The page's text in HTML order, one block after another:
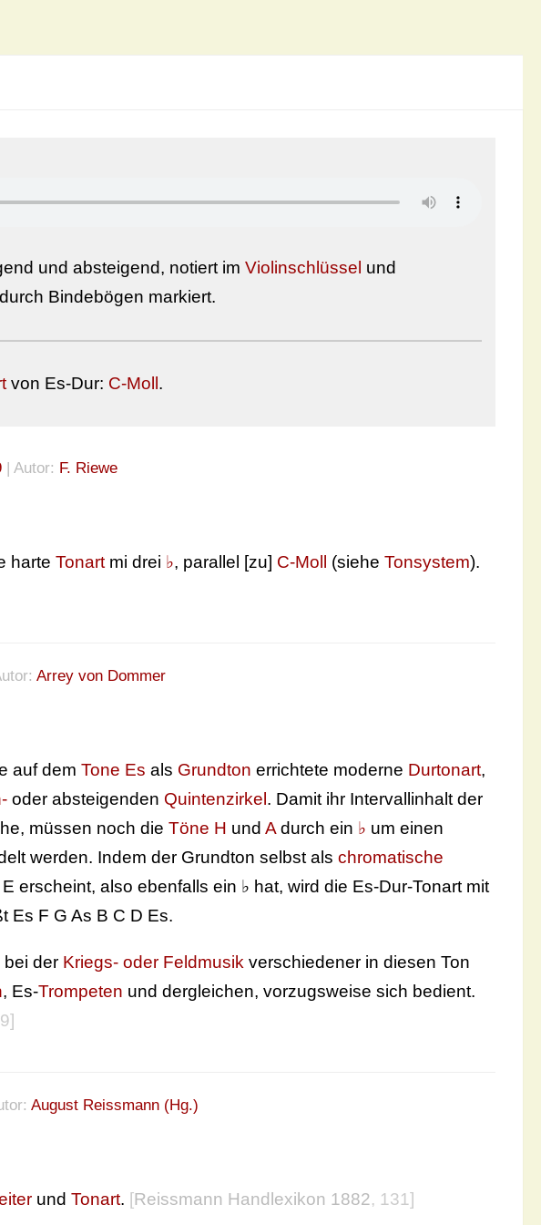
und absteigend, notiert im Violinschlüssel und
Bindebögen markiert.
von Es-Dur: C-Moll .
| Autor: F. Riewe
harte Tonartmi drei ♭, parallel [zu] C-Moll (siehe Tonsystem).
Arrey von Dommer
auf dem Tone Es als Grundton errichtete moderne Durtonart,
oder absteigenden Quintenzirkel . Damit ihr Intervallinhalt der
müssen noch die Töne H und A durch ein ♭ um einen
werden. Indem der Grundton selbst als chromatische
erscheint, also ebenfalls ein ♭ hat, wird die Es-Dur-Tonart mit
Es F G As B C D Es.
bei der Kriegs- oder Feldmusik verschiedener in diesen Ton
, Es-Trompeten und dergleichen, vorzugsweise sich bedient.
August Reissmann (Hg.)
und Tonart. [Reissmann Handlexikon 1882, 131]